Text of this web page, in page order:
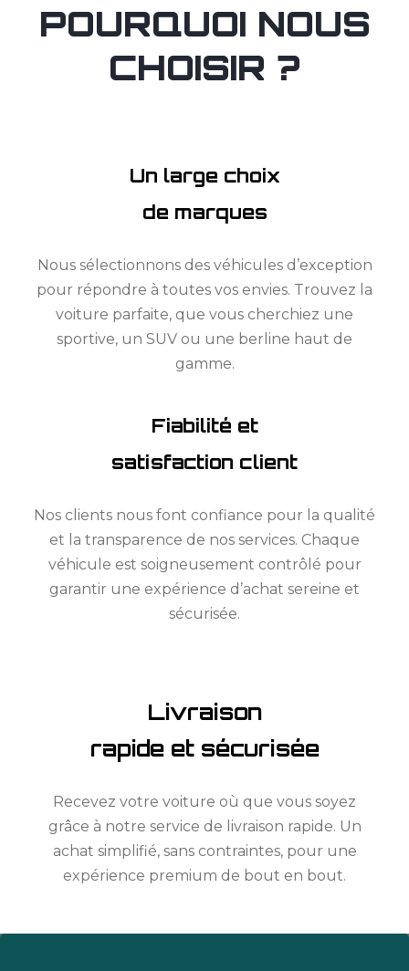
POURQUOI NOUS
CHOISIR ?
Un large choix
de marques
Nous sélectionnons des véhicules d’exception
pour répondre à toutes vos envies. Trouvez la
voiture parfaite, que vous cherchiez une
sportive, un SUV ou une berline haut de
gamme.
Fiabilité et
satisfaction client
Nos clients nous font confiance pour la qualité
et la transparence de nos services. Chaque
véhicule est soigneusement contrôlé pour
garantir une expérience d’achat sereine et
sécurisée.
Livraison
rapide et sécurisée
Recevez votre voiture où que vous soyez
grâce à notre service de livraison rapide. Un
achat simplifié, sans contraintes, pour une
expérience premium de bout en bout.